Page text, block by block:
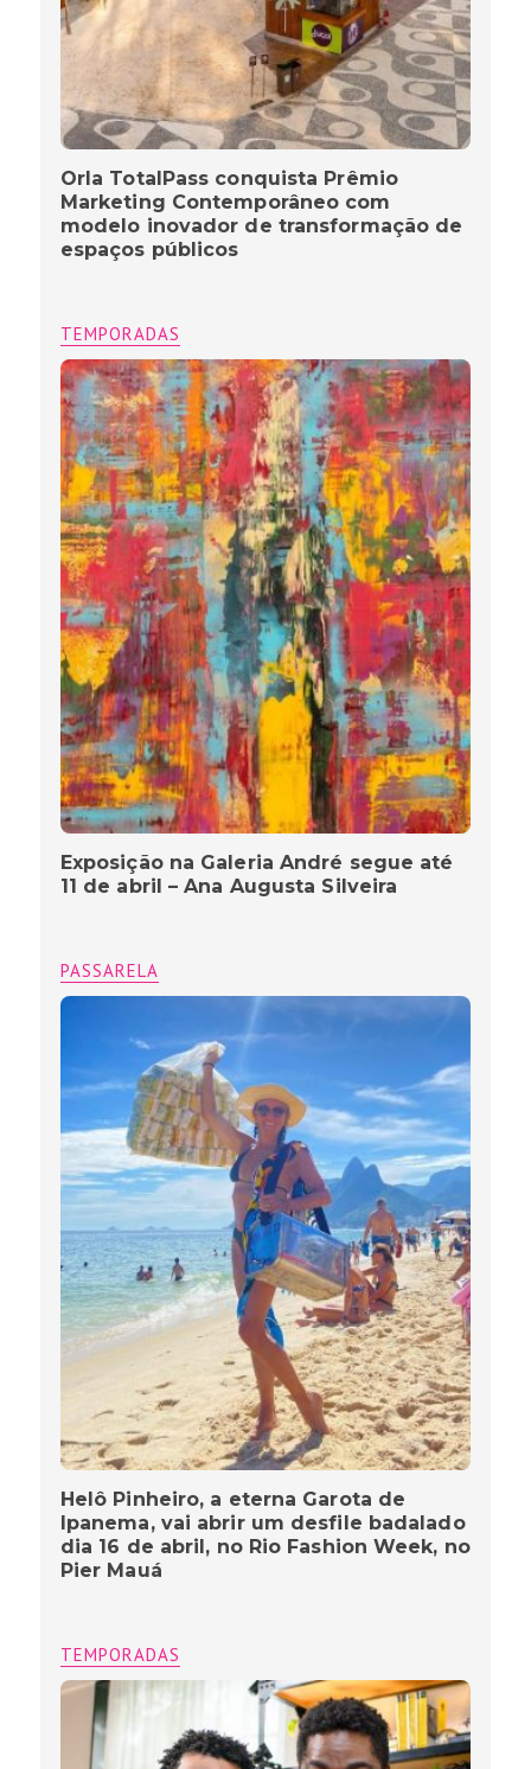
Orla TotalPass conquista Prêmio
Marketing Contemporâneo com
modelo inovador de transformação de
espaços públicos
TEMPORADAS
Exposição na Galeria André segue até
11 de abril – Ana Augusta Silveira
PASSARELA
Helô Pinheiro, a eterna Garota de
Ipanema, vai abrir um desfile badalado
dia 16 de abril, no Rio Fashion Week, no
Pier Mauá
TEMPORADAS